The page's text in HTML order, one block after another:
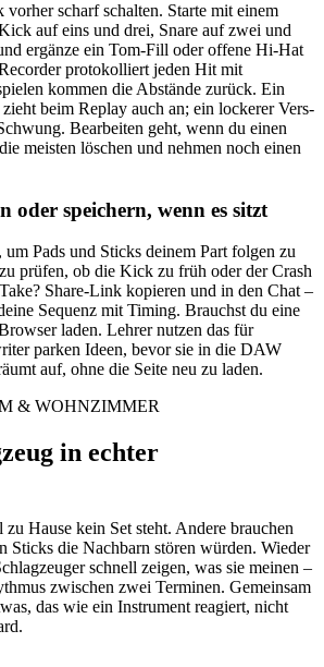
vorher scharf schalten. Starte mit einem
auf eins und drei, Snare auf zwei und
ergänze ein Tom-Fill oder offene Hi-Hat
protokolliert jeden Hit mit
kommen die Abstände zurück. Ein
beim Replay auch an; ein lockerer Vers-
Bearbeiten geht, wenn du einen
meisten löschen und nehmen noch einen
oder speichern, wenn es sitzt
Pads und Sticks deinem Part folgen zu
prüfen, ob die Kick zu früh oder der Crash
Share-Link kopieren und in den Chat –
Sequenz mit Timing. Brauchst du eine
laden. Lehrer nutzen das für
parken Ideen, bevor sie in die DAW
auf, ohne die Seite neu zu laden.
& WOHNZIMMER
in echter
Hause kein Set steht. Andere brauchen
Sticks die Nachbarn stören würden. Wieder
schnell zeigen, was sie meinen –
zwischen zwei Terminen. Gemeinsam
das wie ein Instrument reagiert, nicht